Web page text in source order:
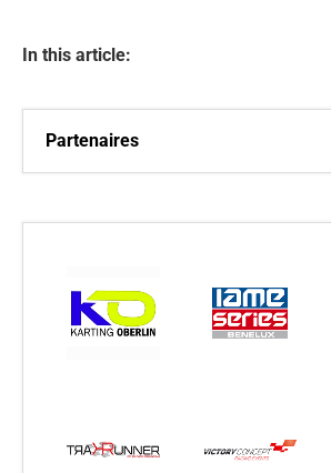
In this article:
Partenaires